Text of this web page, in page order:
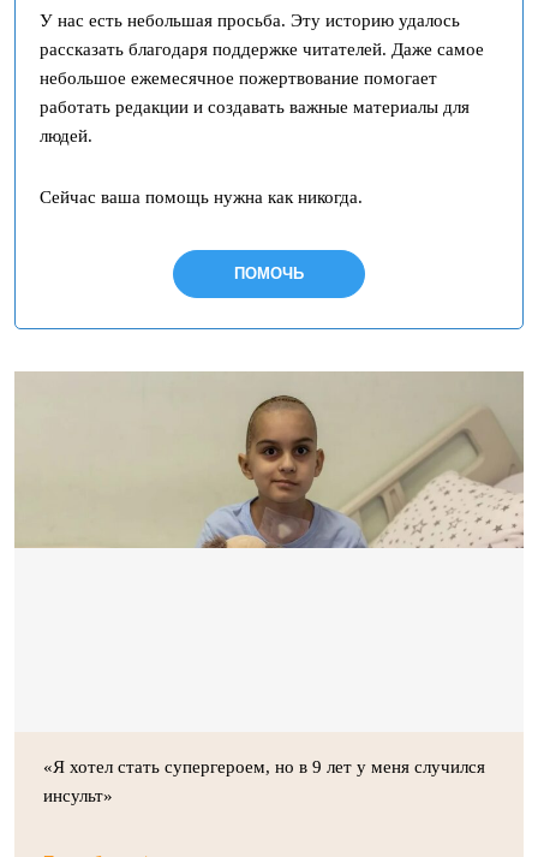
У нас есть небольшая просьба. Эту историю удалось
рассказать благодаря поддержке читателей. Даже самое
небольшое ежемесячное пожертвование помогает
работать редакции и создавать важные материалы для
людей.
Сейчас ваша помощь нужна как никогда.
ПОМОЧЬ
«Я хотел стать супергероем, но в 9 лет у меня случился
инсульт»